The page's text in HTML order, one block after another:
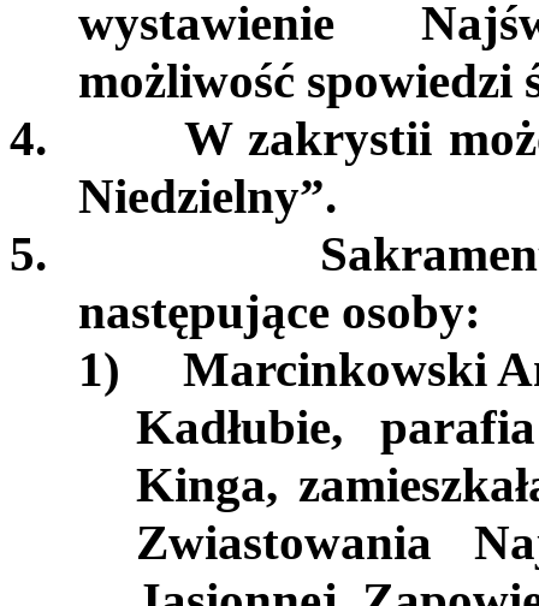
wystawienie
możliwość spowiedzi
4.
W zakrystii
Niedzielny”.
5.
następujące osoby:
1)
Marcinkowski
Kadłubie,
Kinga,
Zwiastowania